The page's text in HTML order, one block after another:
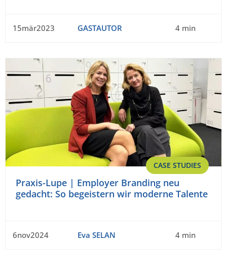
15mär2023 GASTAUTOR 4 min
CASE STUDIES
Praxis-Lupe | Employer Branding neu
gedacht: So begeistern wir moderne Talente
6nov2024 Eva SELAN 4 min